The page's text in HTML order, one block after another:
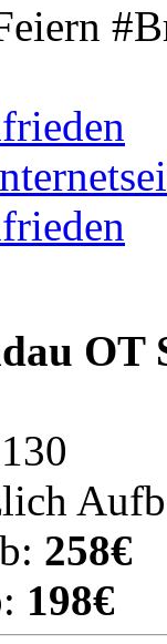
OT
258€
198€